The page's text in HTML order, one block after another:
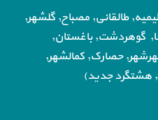
طالقانی, مصباح, گلشهر,
گوهردشت, باغستان,
حصارک, کمالشهر,
هشتگرد جدید)